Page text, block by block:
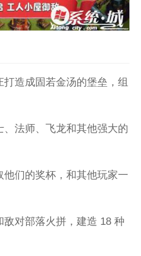
造成固若金汤的堡垒，组
法师、飞龙和其他强大的
们的奖杯，和其他玩家一
对部落火拼，建造 18 种